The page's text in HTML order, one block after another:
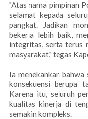
"Atas nama pimpinan
selamat kepada
pangkat. Jadikan
bekerja lebih baik,
integritas, serta terus
masyarakat," tegas
Ia menekankan
konsekuensi berupa
Karena itu, seluruh
kualitas kinerja di
semakin kompleks.